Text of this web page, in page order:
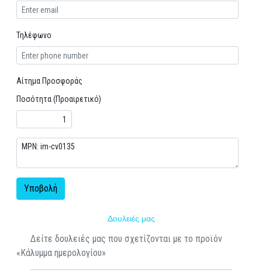
Τηλέφωνο
Αίτημα Προσφοράς
Ποσότητα (Προαιρετικό)
Υποβολή
Δουλειές μας
Δείτε δουλειές μας που σχετίζονται με το προϊόν
«Κάλυμμα ημερολογίου»